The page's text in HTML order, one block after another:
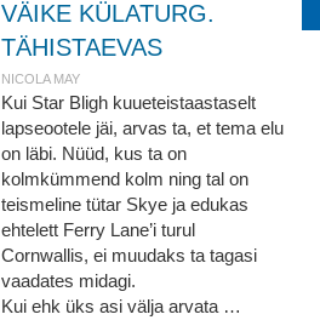
VÄIKE KÜLATURG.
TÄHISTAEVAS
NICOLA MAY
Kui Star Bligh kuueteistaastaselt
lapseootele jäi, arvas ta, et tema elu
on läbi. Nüüd, kus ta on
kolmkümmend kolm ning tal on
teismeline tütar Skye ja edukas
ehtelett Ferry Lane’i turul
Cornwallis, ei muudaks ta tagasi
vaadates midagi.
Kui ehk üks asi välja arvata …